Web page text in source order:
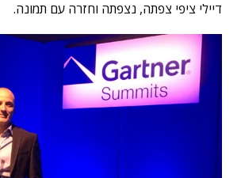
דיילי ציפי צפתה, נצפתה וחזרה עם תמונה.